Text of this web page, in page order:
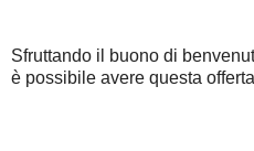
Sfruttando il buono di
è possibile avere questa